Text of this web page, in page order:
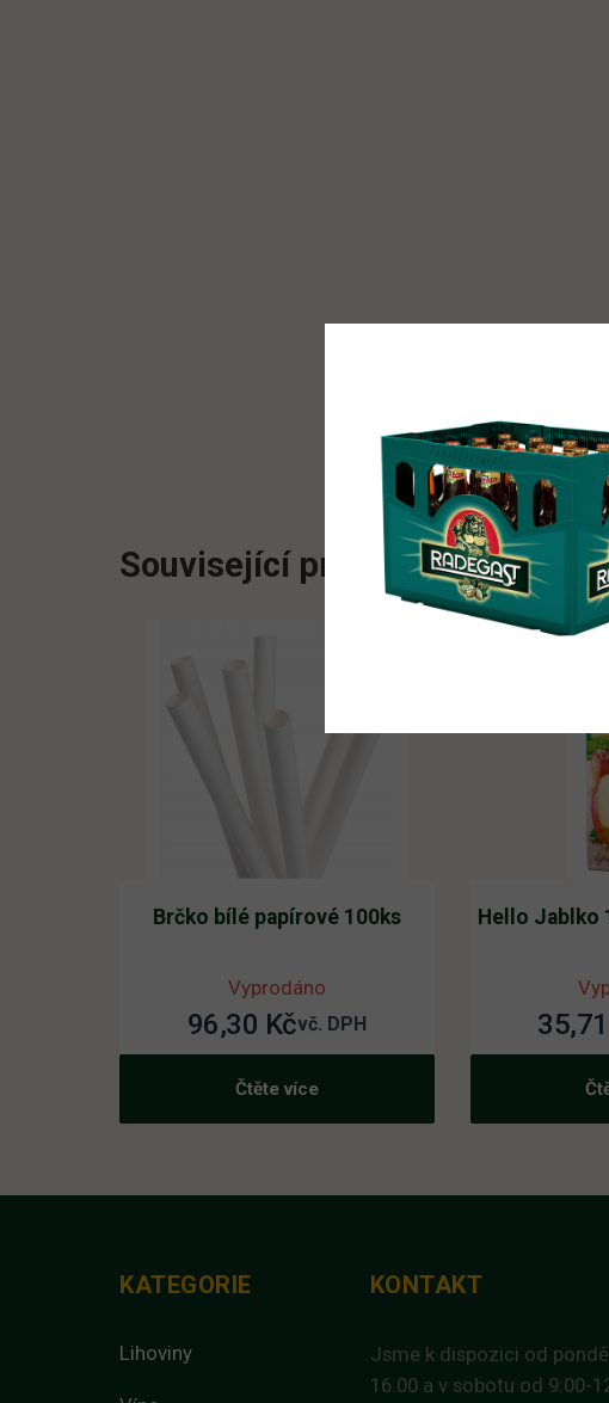
Související produkty
Brčko bílé papírové 100ks
Vyprodáno
96,30 Kčvč. DPH
Čtěte více
Hello Jablko
35,71
KATEGORIE
Lihoviny
KONTAKT
Jsme k dispozici od
16.00 a v sobotu od 9:00-